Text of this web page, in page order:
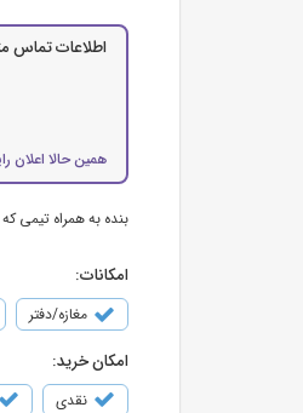
اطلاعات تماس
همین حالا اعلان
بنده به همراه تیمی
امکانات:
مغازه/دفتر
امکان خرید:
نقدی